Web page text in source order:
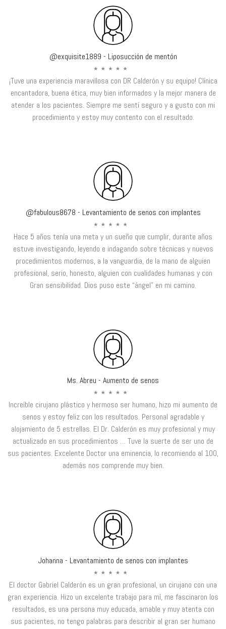
@exquisite1889 - Liposucción de mentón
¡Tuve una experiencia maravillosa con DR Calderón y su equipo! Clínica
encantadora, buena ética, muy bien informados y la mejor manera de
atender a los pacientes. Siempre me sentí seguro y a gusto con mi
procedimiento y estoy muy contento con el resultado.
@fabulous8678 - Levantamiento de senos con implantes
Hace 5 años tenía una meta y un sueño que cumplir, durante años
estuve investigando, leyendo e indagando sobre técnicas y nuevos
procedimientos modernos, a la vanguardia, de la mano de alguien
profesional, serio, honesto, alguien con cualidades humanas y con
Gran sensibilidad. Dios puso este “ángel” en mi camino.
Ms. Abreu - Aumento de senos
Increíble cirujano plástico y hermoso ser humano, hizo mi aumento de
senos y estoy feliz con los resultados. Personal agradable y
alojamiento de 5 estrellas. El Dr. Calderón es muy profesional y muy
actualizado en sus procedimientos … Tuve la suerte de ser uno de
sus pacientes. Excelente Doctor una eminencia, lo recomiendo al 100,
además nos comprende muy bien.
Johanna - Levantamiento de senos con implantes
El doctor Gabriel Calderón es un gran profesional, un cirujano con una
gran experiencia. Hizo un excelente trabajo para mí, me fascinaron los
resultados, es una persona muy educada, amable y muy atenta con
sus pacientes, no tengo palabras para describir al gran ser humano